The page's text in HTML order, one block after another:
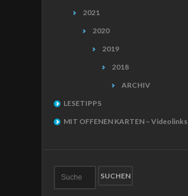
2021
2020
2019
2018
ARCHIV
LESETIPPS
MIT OFFENEN KARTEN – Videolinks